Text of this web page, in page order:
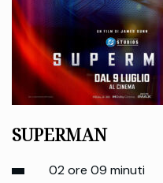
SUPERMAN
02 ore 09 minuti